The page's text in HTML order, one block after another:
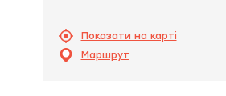
Показати на карті
Маршрут